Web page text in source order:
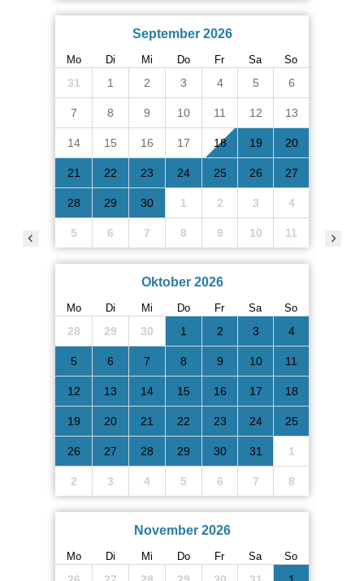
September 2026
Mo Di Mi Do Fr Sa So
31 1 2 3 4 5 6
7 8 9 10 11 12 13
14 15 16 17 18 19 20
21 22 23 24 25 26 27
28 29 30 1 2 3 4
5 6 7 8 9 10 11
Oktober 2026
Mo Di Mi Do Fr Sa So
28 29 30 1 2 3 4
5 6 7 8 9 10 11
12 13 14 15 16 17 18
19 20 21 22 23 24 25
26 27 28 29 30 31 1
2 3 4 5 6 7 8
November 2026
Mo Di Mi Do Fr Sa So